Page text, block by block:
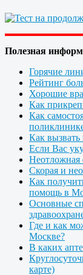
Полезная
Горячие
Рейтинг
Хорошие
Как
Как
Как
Если Вас
Неотложная
Скорая и
Как
помощь в
Основные
Где и как
Москве?
В каких
карте)